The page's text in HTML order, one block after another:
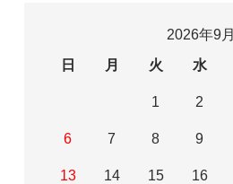
2026年9月
日
月 火 水
1 2
6 7 8 9
13 14 15 16